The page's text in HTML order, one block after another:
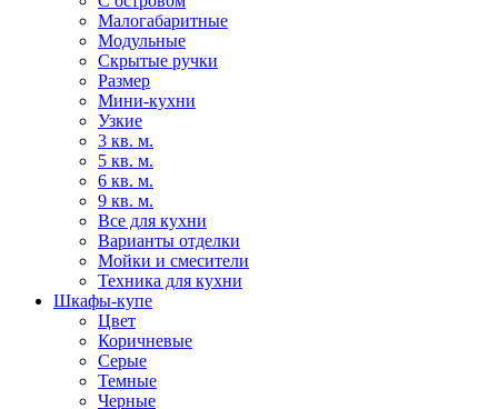
Малогабаритные
Модульные
Скрытые ручки
Размер
Мини-кухни
Узкие
3 кв. м.
5 кв. м.
6 кв. м.
9 кв. м.
Все для кухни
Варианты отделки
Мойки и смесители
Техника для кухни
Шкафы-купе
Цвет
Коричневые
Серые
Темные
Черные